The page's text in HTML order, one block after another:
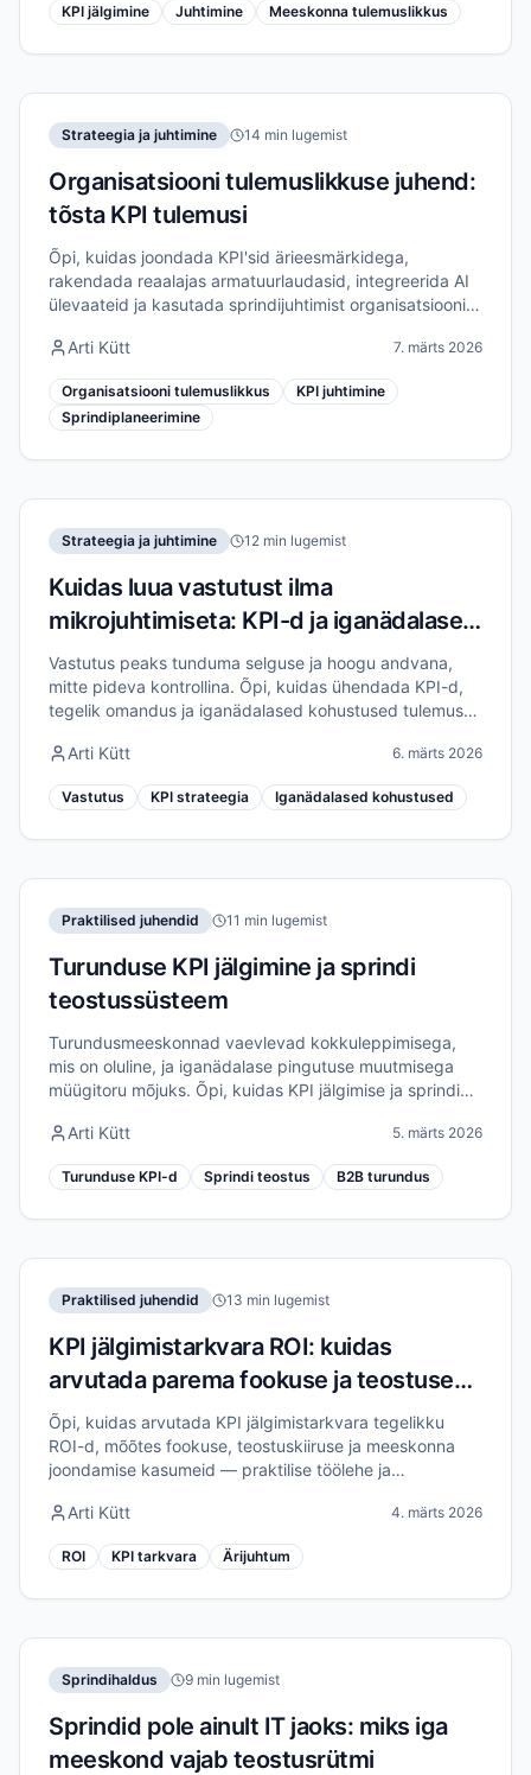
KPI jälgimine Juhtimine Meeskonna tulemuslikkus
Strateegia ja juhtimine 14 min lugemist
Organisatsiooni tulemuslikkuse juhend:
tõsta KPI tulemusi
Õpi, kuidas joondada KPI'sid ärieesmärkidega,
rakendada reaalajas armatuurlaudasid, integreerida AI
ülevaateid ja kasutada sprindijuhtimist organisatsiooni
Arti Kütt
7. märts 2026
Organisatsiooni tulemuslikkus
KPI juhtimine
Sprindiplaneerimine
Strateegia ja juhtimine 12 min lugemist
Kuidas luua vastutust ilma
mikrojuhtimiseta: KPI-d ja iganädalased
kohustused
Vastutus peaks tunduma selguse ja hoogu andvana,
mitte pideva kontrollina. Õpi, kuidas ühendada KPI-d,
tegelik omandus ja iganädalased kohustused tulemuste
Arti Kütt
6. märts 2026
Vastutus KPI strateegia Iganädalased kohustused
Praktilised juhendid 11 min lugemist
Turunduse KPI jälgimine ja sprindi
teostussüsteem
Turundusmeeskonnad vaevlevad kokkuleppimisega,
mis on oluline, ja iganädalase pingutuse muutmisega
müügitoru mõjuks. Õpi, kuidas KPI jälgimise ja sprindi
tulemuslikkuse süsteemi.
Arti Kütt 5. märts 2026
Turunduse KPI-d Sprindi teostus B2B turundus
Praktilised juhendid 13 min lugemist
KPI jälgimistarkvara ROI: kuidas
arvutada parema fookuse ja teostuse
väärtust
Õpi, kuidas arvutada KPI jälgimistarkvara tegelikku
ROI-d, mõõtes fookuse, teostuskiiruse ja meeskonna
joondamise kasumeid — praktilise töölehe ja
Arti Kütt
4. märts 2026
ROI KPI tarkvara Ärijuhtum
Sprindihaldus 9 min lugemist
Sprindid pole ainult IT jaoks: miks iga
meeskond vajab teostusrütmi